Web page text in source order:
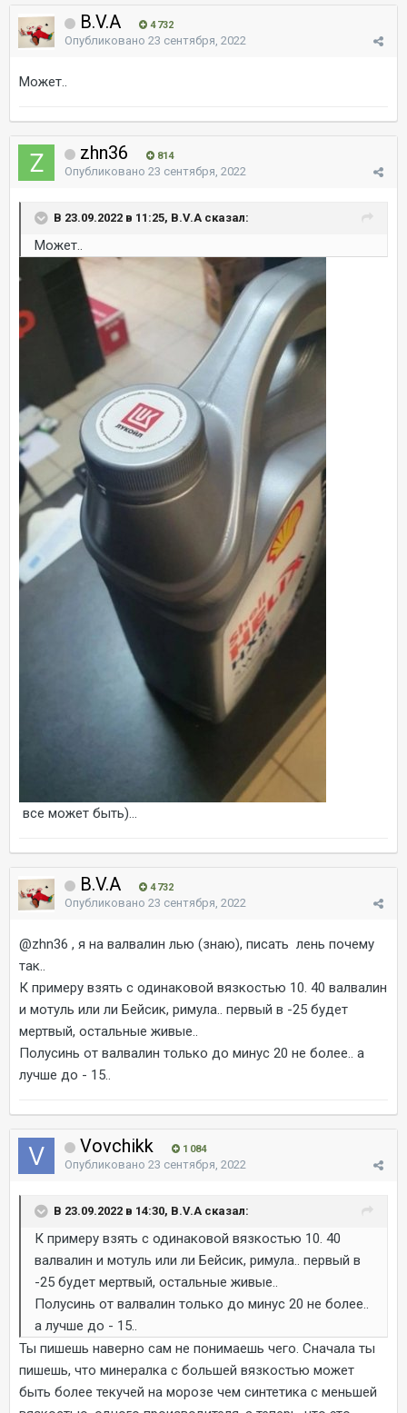
B.V.A 4 732
Опубликовано 23 сентября, 2022
Может..
zhn36 814
Опубликовано 23 сентября, 2022
В 23.09.2022 в 11:25, B.V.A сказал:
Может..
все может быть)...
B.V.A 4 732
Опубликовано 23 сентября, 2022
@zhn36 , я на валвалин лью (знаю), писать лень почему
так..
К примеру взять с одинаковой вязкостью 10. 40 валвалин
и мотуль или ли Бейсик, римула.. первый в -25 будет
мертвый, остальные живые..
Полусинь от валвалин только до минус 20 не более.. а
лучше до - 15..
Vovchikk 1 084
Опубликовано 23 сентября, 2022
В 23.09.2022 в 14:30, B.V.A сказал:
К примеру взять с одинаковой вязкостью 10. 40
валвалин и мотуль или ли Бейсик, римула.. первый в
-25 будет мертвый, остальные живые..
Полусинь от валвалин только до минус 20 не более..
а лучше до - 15..
Ты пишешь наверно сам не понимаешь чего. Сначала ты
пишешь, что минералка с большей вязкостью может
быть более текучей на морозе чем синтетика с меньшей